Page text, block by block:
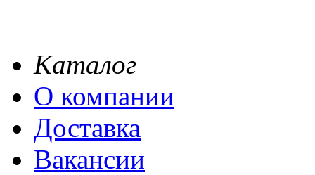
Каталог
О компании
Доставка
Вакансии